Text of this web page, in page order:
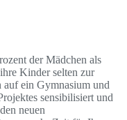
der Mädchen als
Kinder selten zur
auf ein Gymnasium und
sensibilisiert und
neuen